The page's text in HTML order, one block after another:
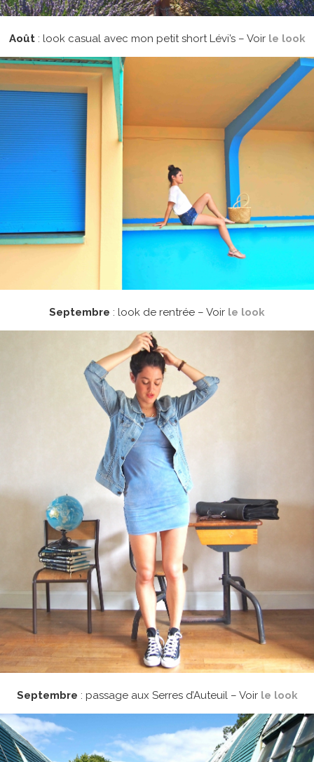
Août: look casual avec mon petit short Lévi’s – Voir le look
Septembre : look de rentrée – Voir le look
Septembre : passage aux Serres d’Auteuil – Voir le look